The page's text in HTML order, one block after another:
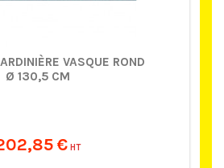
VASQUE ROND
Ø 130,5 CM
€ HT